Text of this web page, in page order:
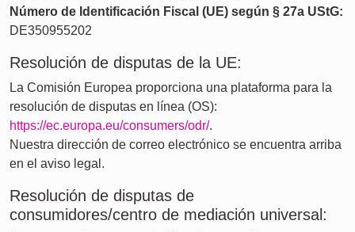
Número de Identificación Fiscal (UE) según § 27a UStG:
DE350955202
Resolución de disputas de la UE:
La Comisión Europea proporciona una plataforma para la
resolución de disputas en línea (OS):
https://ec.europa.eu/consumers/odr/.
Nuestra dirección de correo electrónico se encuentra arriba
en el aviso legal.
Resolución de disputas de
consumidores/centro de mediación universal: